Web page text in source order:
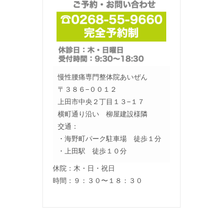
慢性腰痛専門整体院あいぜん
〒３８６−００１２
上田市中央２丁目１３−１７
横町通り沿い 柳屋建設様隣
交通：
・海野町パーク駐車場 徒歩１分
・上田駅 徒歩１０分
休院：木・日・祝日
時間：９：３０〜１８：３０